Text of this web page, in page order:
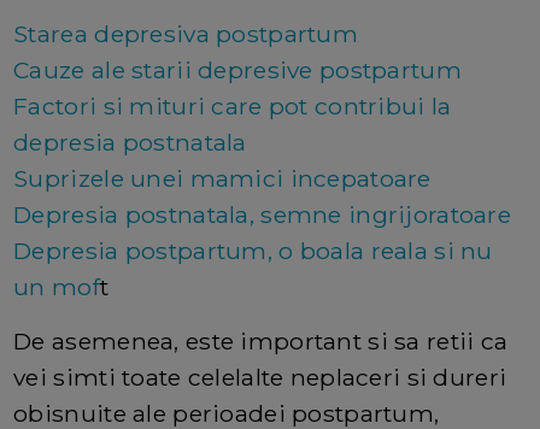
Starea depresiva postpartum
Cauze ale starii depresive postpartum
Factori si mituri care pot contribui la
depresia postnatala
Suprizele unei mamici incepatoare
Depresia postnatala, semne ingrijoratoare
Depresia postpartum, o boala reala si nu
un moft
De asemenea, este important si sa retii ca
vei simti toate celelalte neplaceri si dureri
obisnuite ale perioadei postpartum,